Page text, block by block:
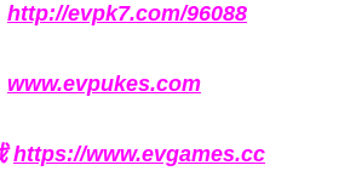
http://evpk7.com/96088
www.evpukes.com
https://www.evgames.cc